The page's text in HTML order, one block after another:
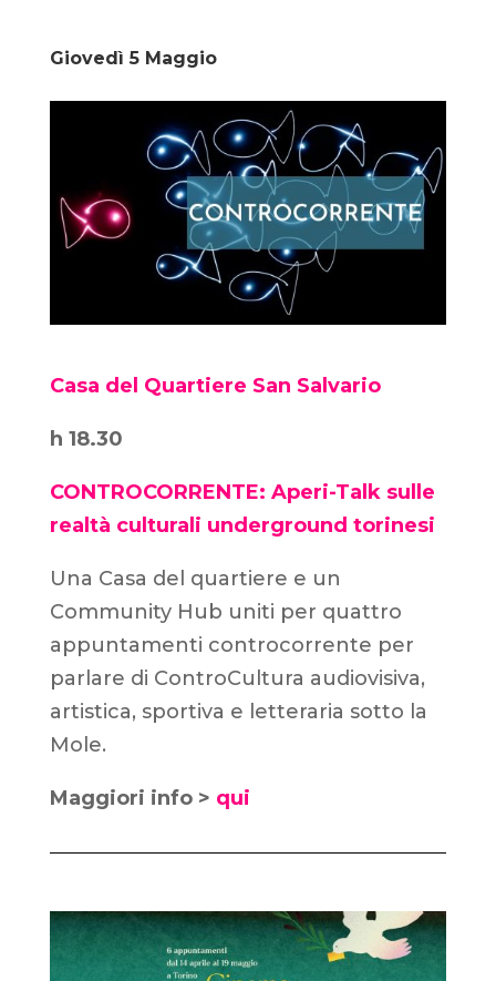
Giovedì 5 Maggio
Casa del Quartiere San Salvario
h 18.30
CONTROCORRENTE: Aperi-Talk sulle
realtà culturali underground torinesi
Una Casa del quartiere e un
Community Hub uniti per quattro
appuntamenti controcorrente per
parlare di ControCultura audiovisiva,
artistica, sportiva e letteraria sotto la
Mole.
Maggiori info > qui